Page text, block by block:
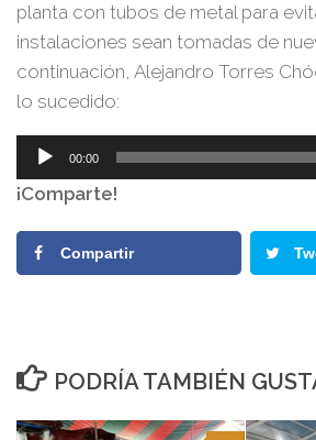
planta con tubos de metal para
instalaciones sean tomadas de
continuación, Alejandro Torres
lo sucedido:
Reproductor
de
00:00
¡Comparte!
Compartir
PODRÍA TAMBIÉN